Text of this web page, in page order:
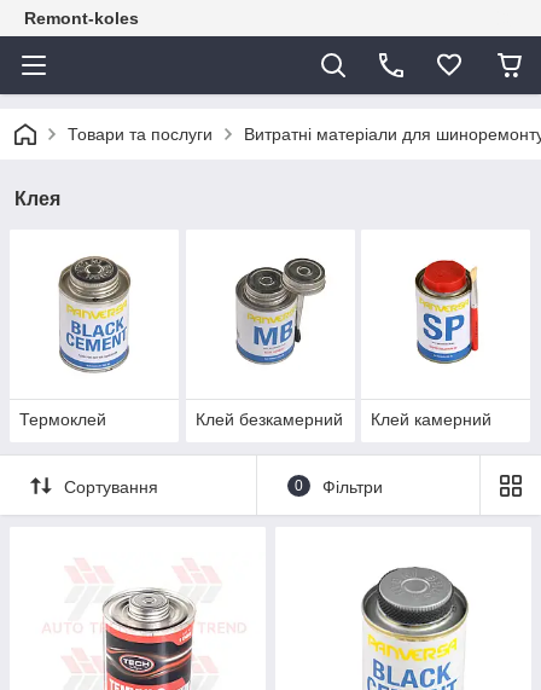
Remont-koles
Товари та послуги Витратні матеріали для
Клея
Термоклей Клей безкамерний Клей камерний
Сортування 0 Фільтри